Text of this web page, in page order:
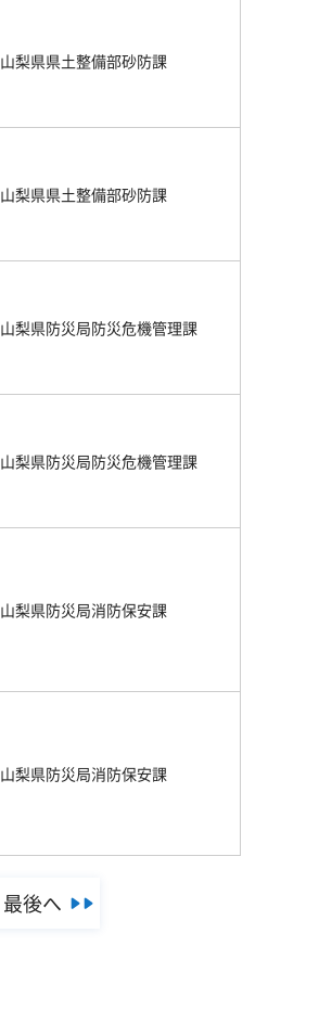
山梨県県土整備部砂防課
山梨県県土整備部砂防課
山梨県防災局防災危機管理課
山梨県防災局防災危機管理課
山梨県防災局消防保安課
山梨県防災局消防保安課
最後へ